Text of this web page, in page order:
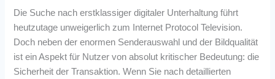
Die Suche nach erstklassiger digitaler Unterhaltung führt
heutzutage unweigerlich zum Internet Protocol Television.
Doch neben der enormen Senderauswahl und der Bildqualität
ist ein Aspekt für Nutzer von absolut kritischer Bedeutung: die
Sicherheit der Transaktion. Wenn Sie nach detaillierten